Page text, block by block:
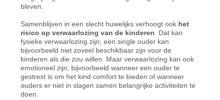
bleven.
Samenblijven in een slecht huwelijks verhoogt ook het
risico op verwaarlozing van de kinderen . Dat kan
fysieke verwaarlozing zijn; een single ouder kan
bijvoorbeeld niet zoveel beschikbaar zijn voor de
kinderen als die zou willen. Maar verwaarlozing kan ook
emotioneel zijn; bijvoorbeeld wanneer een ouder te
gestrest is om het kind comfort te bieden of wanneer
ouders er niet in slagen samen belangrijke activiteiten te
doen.